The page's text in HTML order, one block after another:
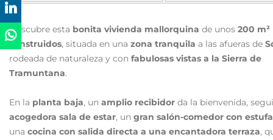
Descubre esta bonita vivienda mallorquina de unos 200 m²
construidos, situada en una zona tranquila a las afueras de
rodeada de naturaleza y con fabulosas vistas a la Sierra de
Tramuntana.
En la planta baja, un amplio recibidor da la bienvenida,
acogedora sala de estar, un gran salón-comedor con
una cocina con salida directa a una encantadora terraza,